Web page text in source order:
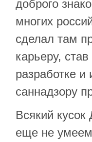
доброго
многих
сделал там
карьеру,
разработке
саннадзору
Всякий
еще не умеем